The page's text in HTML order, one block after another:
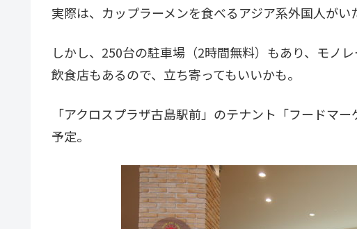
実際は、カップラーメンを食べるアジア系外国人がい
しかし、250台の駐車場（2時間無料）もあり、モノ
飲食店もあるので、立ち寄ってもいいかも。
「アクロスプラザ古島駅前」のテナント「フードマ
予定。